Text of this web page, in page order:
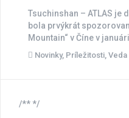
Tsuchinshan – ATLAS je
bola prvýkrát
Mountain“ v Číne v
Novinky, Príležitosti, Veda
/** */